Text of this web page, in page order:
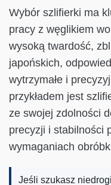
Wybór szlifierki ma
pracy z węglikiem
wysoką twardość,
japońskich,
wytrzymałe i
przykładem jest
ze swojej zdolności
precyzji i stabilności
wymaganiach
Jeśli szukasz